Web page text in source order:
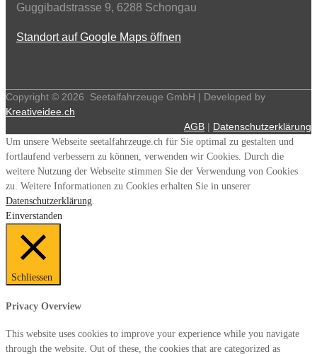
Guggibadstrasse 9, 6288 Schongau
Standort auf Google Maps öffnen
Copyright © 2026
Seetalfahrzeuge GmbH | Developed by
Kreativeidee.ch
AGB | Datenschutzerklärung
Um unsere Webseite seetalfahrzeuge.ch für Sie optimal zu gestalten und
fortlaufend verbessern zu können, verwenden wir Cookies. Durch die
weitere Nutzung der Webseite stimmen Sie der Verwendung von Cookies
zu. Weitere Informationen zu Cookies erhalten Sie in unserer
Datenschutzerklärung.
Einverstanden
Schliessen
Privacy Overview
This website uses cookies to improve your experience while you navigate
through the website. Out of these, the cookies that are categorized as